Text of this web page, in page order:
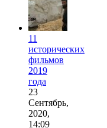
11
исторических
фильмов
2019
года
23
Сентябрь,
2020,
14:09